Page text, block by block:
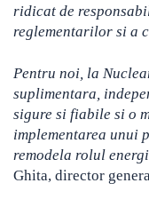
ridicat de
reglementarilor si a
Pentru noi, la
suplimentara,
sigure si fiabile si o
implementarea unui
remodela rolul
Ghita, director